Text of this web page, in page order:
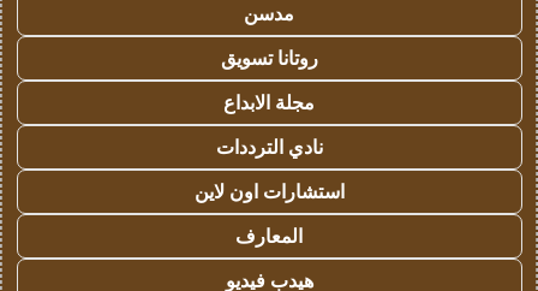
مدسن
روتانا تسويق
مجلة الابداع
نادي الترددات
استشارات اون لاين
المعارف
هيدب فيديو